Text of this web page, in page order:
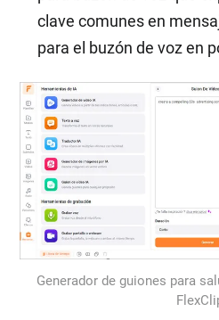
clave comunes en
para el buzón de voz en
Generador de guiones para